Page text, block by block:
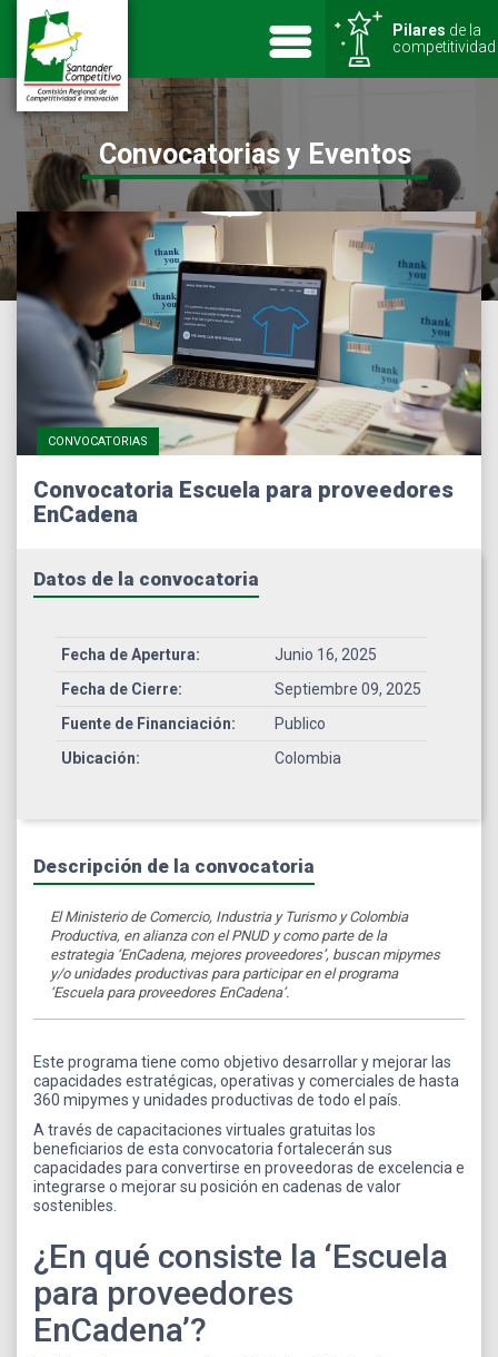
Pilares de la
competitividad
Convocatorias y Eventos
CONVOCATORIAS
Convocatoria Escuela para proveedores
EnCadena
Datos de la convocatoria
Fecha de Apertura:
Junio 16, 2025
Fecha de Cierre:
Septiembre 09, 2025
Fuente de Financiación:
Publico
Ubicación:
Colombia
Descripción de la convocatoria
El Ministerio de Comercio, Industria y Turismo y Colombia
Productiva, en alianza con el PNUD y como parte de la
estrategia ‘EnCadena, mejores proveedores’, buscan mipymes
y/o unidades productivas para participar en el programa
‘Escuela para proveedores EnCadena’.
Este programa tiene como objetivo desarrollar y mejorar las
capacidades estratégicas, operativas y comerciales de hasta
360 mipymes y unidades productivas de todo el país.
A través de capacitaciones virtuales gratuitas los
beneficiarios de esta convocatoria fortalecerán sus
capacidades para convertirse en proveedoras de excelencia e
integrarse o mejorar su posición en cadenas de valor
sostenibles.
¿En qué consiste la ‘Escuela
para proveedores
EnCadena’?